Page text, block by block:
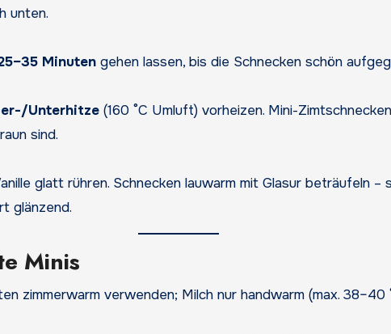
unten.
Minuten gehen lassen, bis die Schnecken schön
Unterhitze (160 °C Umluft) vorheizen. Mini-Zimtschnecken
sind.
glatt rühren. Schnecken lauwarm mit Glasur beträufeln –
glänzend.
Minis
zimmerwarm verwenden; Milch nur handwarm (max.